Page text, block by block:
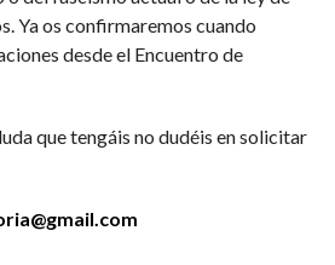
Ya os confirmaremos cuando
desde el Encuentro de
que tengáis no dudéis en solicitar